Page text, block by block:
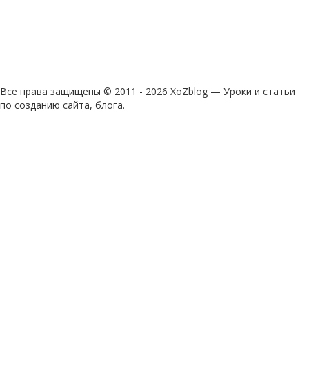
Все права защищены © 2011 - 2026 XoZblog — Уроки и статьи
по созданию сайта, блога.